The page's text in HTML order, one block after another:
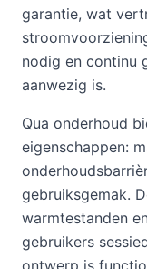
garantie, wat
nodig en continu
aanwezig is.
Qua onderhoud
eigenschappen:
gebruiksgemak.
warmtestanden
gebruikers
ontwerp is